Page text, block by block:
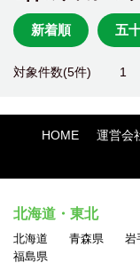
新着順 五
対象件数(5件) 1
HOME 運営会
北海道・東北
北海道 青森県 岩
福島県